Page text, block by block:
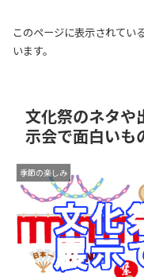
このページに表示されてい
います。
文化祭のネタや
示会で面白いも
季節の楽しみ